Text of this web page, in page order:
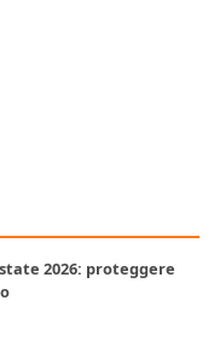
2026: proteggere